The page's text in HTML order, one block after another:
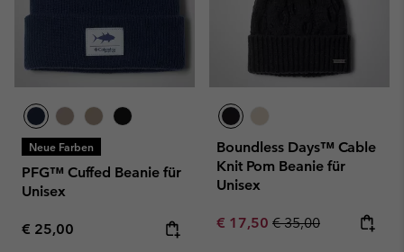
Neue Farben
PFG™ Cuffed Beanie für
Unisex
Regular price:
€ 25,00
Boundless Days™ Cable
Knit Pom Beanie für
Unisex
Sale price:
€ 17,50 Regular price:
€ 35,00